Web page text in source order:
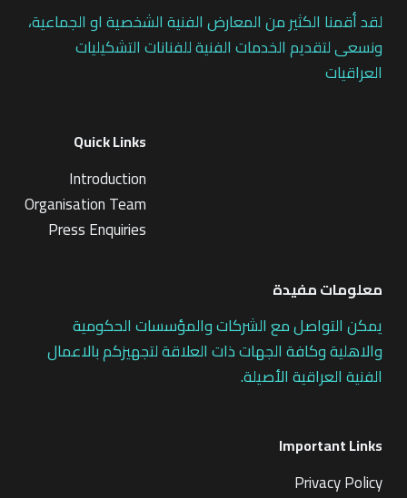
لقد أقمنا الكثير من المعارض الفنية الشخصية او الجماعية،
ونسعى لتقديم الخدمات الفنية للفنانات التشكيليات
العراقيات
Quick Links
Introduction
Organisation Team
Press Enquiries
معلومات مفيدة
يمكن التواصل مع الشركات والمؤسسات الحكومية
والاهلية وكافة الجهات ذات العلاقة لتجهيزكم بالاعمال
الفنية العراقية الأصيلة.
Important Links
Privacy Policy